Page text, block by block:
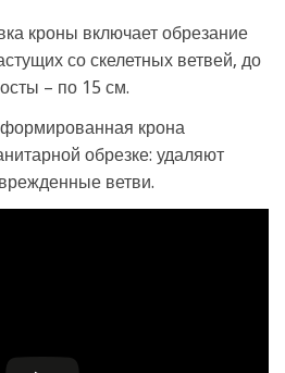
кроны включает обрезание
со скелетных ветвей, до
– по 15 см.
крона
обрезке: удаляют
ветви.